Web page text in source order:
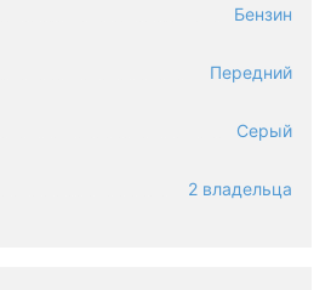
Бензин
Передний
Серый
2 владельца